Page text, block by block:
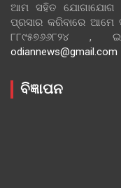
ଆମ ସହିତ ଯୋଗାଯୋଗ
ପ୍ରସାର କରିବାରେ
୮୮୯୫୭୬୬୮୨୪ ,
odiannews@gmail.com
ବିଜ୍ଞାପନ